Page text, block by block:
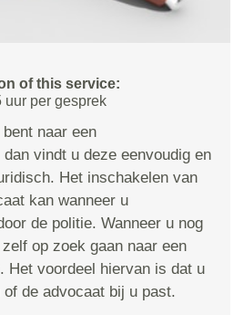
of this service:
uur per gesprek
naar een
vindt u deze eenvoudig en
Het inschakelen van
kan wanneer u
de politie. Wanneer u nog
op zoek gaan naar een
Het voordeel hiervan is dat u
de advocaat bij u past.